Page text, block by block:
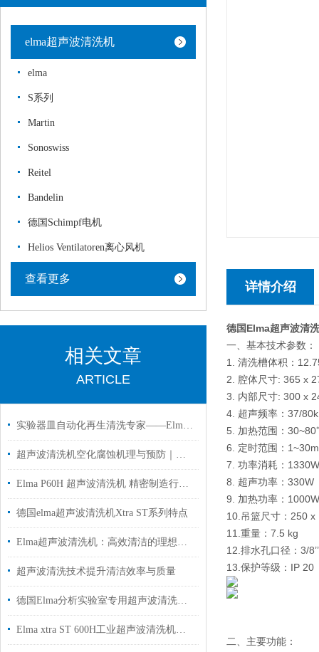
elma超声波清洗机
elma
S系列
Martin
Sonoswiss
Reitel
Bandelin
德国Schimpf电机
Helios Ventilatoren离心风机
查看更多
相关文章
ARTICLE
实验器皿自动化再生清洗专家——Elma实验室清洗机应用解析
超声波清洗机空化腐蚀机理与预防｜德国 Elma 工厂专业解答
Elma P60H 超声波清洗机 精密制造行业应用解析
德国elma超声波清洗机Xtra ST系列特点
Elma超声波清洗机：高效清洁的理想之选
超声波清洗技术提升清洁效率与质量
德国Elma分析实验室专用超声波清洗机P180H国内代理现货
Elma xtra ST 600H工业超声波清洗机介绍
详情介绍
德国Elma超声波清
一、基本技术参数：
1. 清洗槽体积：
2. 腔体尺寸: 365 x
3. 内部尺寸: 300 x
4. 超声频率：37/
5. 加热范围：
6. 定时范围：
7. 功率消耗：1330W
8. 超声功率：330W
9. 加热功率：1000W
10.吊篮尺寸：250
11.重量：7.5 kg
12.排水孔口径：3/8’’
13.保护等级：IP 20
二、主要功能：